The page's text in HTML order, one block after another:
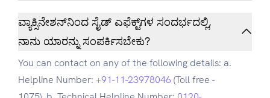
ವ್ಯಾಕ್ಸಿನೇಶನ್‌ನಿಂದ ಸೈಡ್ ಎಫೆಕ್ಟ್‌ಗಳ ಸಂದರ್ಭದಲ್ಲಿ,
ನಾನು ಯಾರನ್ನು ಸಂಪರ್ಕಿಸಬೇಕು?
You can contact on any of the following details: a.
Helpline Number:+91-11-23978046 (Toll free -